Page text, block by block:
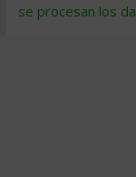
se procesan los